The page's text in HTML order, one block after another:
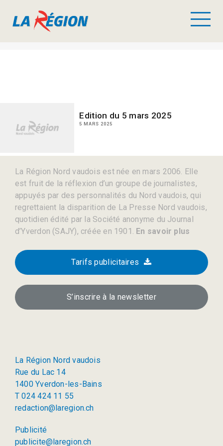
Edition du 5 mars 2025
5 MARS 2025
La Région Nord vaudois est née en mars 2006. Elle
est fruit de la réflexion d’un groupe de journalistes,
appuyés par des personnalités du Nord vaudois, qui
regrettaient la disparition de La Presse Nord vaudois,
quotidien édité par la Société anonyme du Journal
d’Yverdon (SAJY), créée en 1901. En savoir plus
Tarifs publicitaires
S’inscrire à la newsletter
La Région Nord vaudois
Rue du Lac 14
1400 Yverdon-les-Bains
T 024 424 11 55
redaction@laregion.ch
Publicité
publicite@laregion.ch